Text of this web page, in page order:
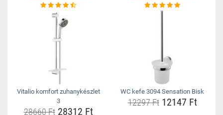
Vitalio komfort zuhanykészlet
3
28660 Ft28312 Ft
WC kefe 3094 Sensation Bisk
12297 Ft12147 Ft